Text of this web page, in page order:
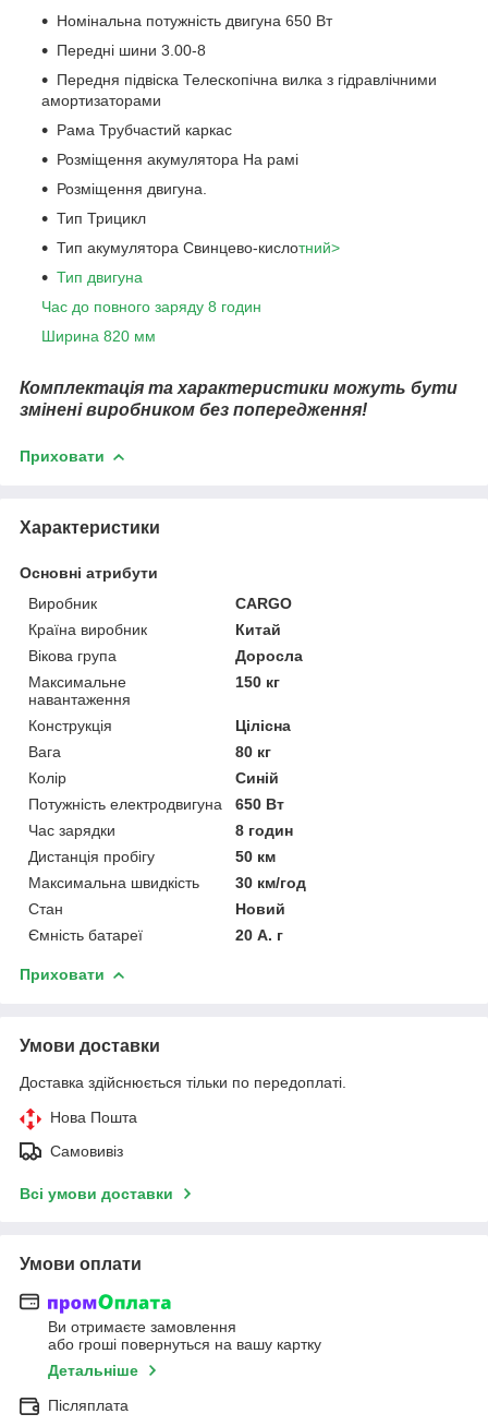
Номінальна потужність двигуна 650 Вт
Передні шини 3.00-8
Передня підвіска Телескопічна вилка з гідравлічними
амортизаторами
Рама Трубчастий каркас
Розміщення акумулятора На рамі
Розміщення двигуна.
Тип Трицикл
Тип акумулятора Свинцево-кислотний>
Тип двигуна
Час до повного заряду 8 годин
Ширина 820 мм
Комплектація та характеристики можуть бути
змінені виробником без попередження!
Приховати
Характеристики
Основні атрибути
Виробник
CARGO
Країна виробник
Китай
Вікова група
Доросла
Максимальне
навантаження
150 кг
Конструкція
Цілісна
Вага
80 кг
Колір
Синій
Потужність електродвигуна
650 Вт
Час зарядки
8 годин
Дистанція пробігу
50 км
Максимальна швидкість
30 км/год
Стан
Новий
Ємність батареї
20 А. г
Приховати
Умови доставки
Доставка здійснюється тільки по передоплаті.
Нова Пошта
Самовивіз
Всі умови доставки
Умови оплати
Ви отримаєте замовлення
або гроші повернуться на вашу картку
Детальніше
Післяплата